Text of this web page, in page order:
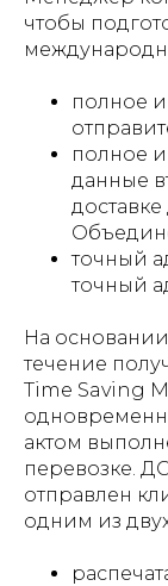
чтобы
полное
полное
данные
точный
точный
На
течение
Time Saving
актом
перевозке.
отправлен
одним из